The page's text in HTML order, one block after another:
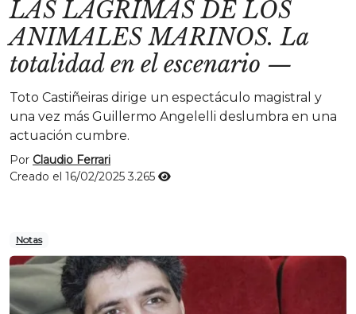
LAS LÁGRIMAS DE LOS
ANIMALES MARINOS. La
totalidad en el escenario —
Toto Castiñeiras dirige un espectáculo magistral y
una vez más Guillermo Angelelli deslumbra en una
actuación cumbre.
Por Claudio Ferrari
Creado el 16/02/20253.265
Notas